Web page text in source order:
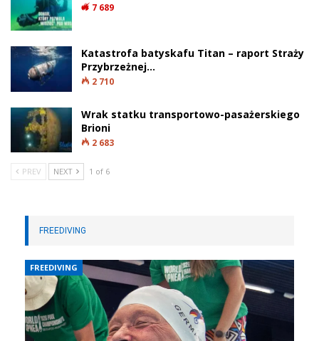
7 689
Katastrofa batyskafu Titan – raport Straży
Przybrzeżnej…
2 710
Wrak statku transportowo-pasażerskiego
Brioni
2 683
PREV NEXT 1 of 6
FREEDIVING
FREEDIVING